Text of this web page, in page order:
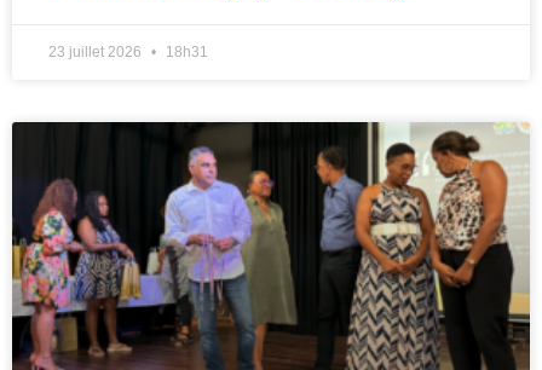
23 juillet 2026 18h31